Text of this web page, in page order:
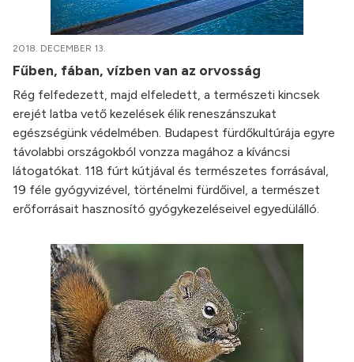
2018. DECEMBER 13.
Fűben, fában, vízben van az orvosság
Rég felfedezett, majd elfeledett, a természeti kincsek
erejét latba vető kezelések élik reneszánszukat
egészségünk védelmében. Budapest fürdőkultúrája egyre
távolabbi országokból vonzza magához a kíváncsi
látogatókat. 118 fúrt kútjával és természetes forrásával,
19 féle gyógyvizével, történelmi fürdőivel, a természet
erőforrásait hasznosító gyógykezeléseivel egyedülálló.